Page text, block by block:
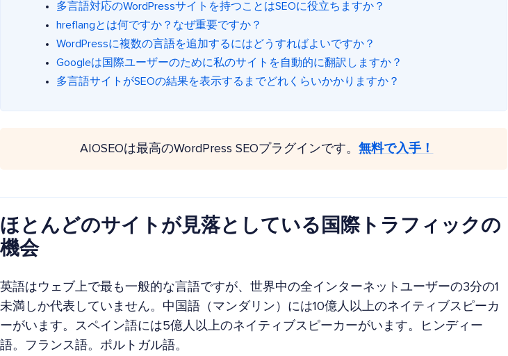
多言語対応のWordPressサイトを持つことはSEOに役立ちますか？
hreflangとは何ですか？なぜ重要ですか？
WordPressに複数の言語を追加するにはどうすればよいですか？
Googleは国際ユーザーのために私のサイトを自動的に翻訳しますか？
多言語サイトがSEOの結果を表示するまでどれくらいかかりますか？
AIOSEOは最高のWordPress SEOプラグインです。 無料で入手！
ほとんどのサイトが見落としている国際トラフィックの
機会
英語はウェブ上で最も一般的な言語ですが、世界中の全インターネットユーザーの3分の1
未満しか代表していません。中国語（マンダリン）には10億人以上のネイティブスピーカ
ーがいます。スペイン語には5億人以上のネイティブスピーカーがいます。ヒンディー
語。フランス語。ポルトガル語。